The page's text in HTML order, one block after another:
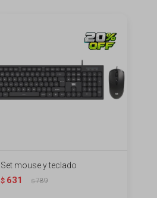
Set mouse y teclado
$ 631 $789